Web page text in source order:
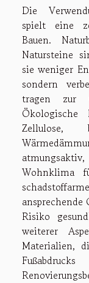
Die
spielt eine
Bauen.
Natursteine
sie weniger
sondern
tragen zur
Zellulose,
Wohnklima
Risiko
weiterer
Materialien,